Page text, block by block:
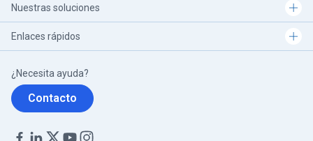
Nuestras soluciones
Enlaces rápidos
¿Necesita ayuda?
Contacto